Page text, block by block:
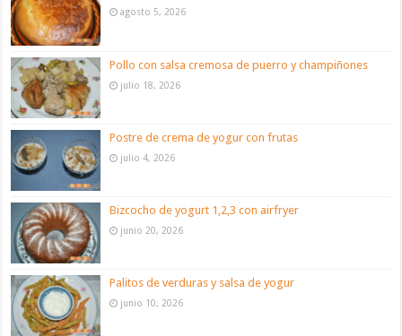
agosto 5, 2026
Pollo con salsa cremosa de puerro y champiñones
julio 18, 2026
Postre de crema de yogur con frutas
julio 4, 2026
Bizcocho de yogurt 1,2,3 con airfryer
junio 20, 2026
Palitos de verduras y salsa de yogur
junio 10, 2026